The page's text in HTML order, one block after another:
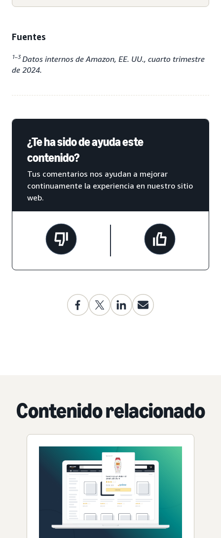
Fuentes
1–3 Datos internos de Amazon, EE. UU., cuarto trimestre
de 2024.
¿Te ha sido de ayuda este
contenido?
Tus comentarios nos ayudan a mejorar
continuamente la experiencia en nuestro sitio
web.
Contenido relacionado